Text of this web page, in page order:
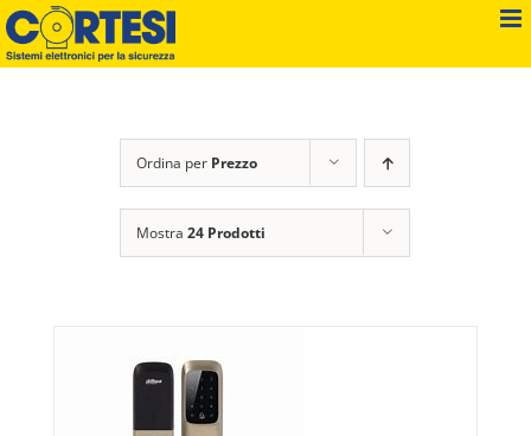
Salta
al
contenuto
Ordina per Prezzo
Mostra24 Prodotti